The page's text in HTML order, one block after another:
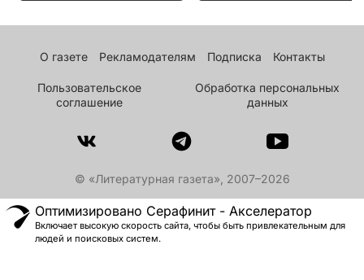
О газете Рекламодателям Подписка Контакты
Пользовательское
соглашение
Обработка персональных
данных
© «Литературная газета», 2007–2026
Оптимизировано Серафинит - Акселератор
Включает высокую скорость сайта, чтобы быть привлекательным для
людей и поисковых систем.